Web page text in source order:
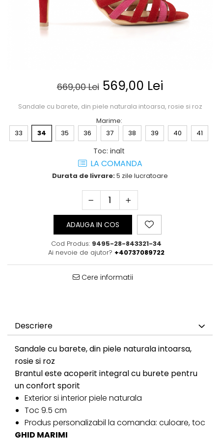
669,00 Lei 569,00 Lei
Sandale cu barete, din piele naturala intoarsa, rosie si roz
Marime:
33
34 35 36 37 38 39 40 41
Toc: inalt
LA COMANDA
Durata de livrare:5 zile lucratoare
ADAUGA IN COS
Cod Produs: 9495-28-843321-34
Ai nevoie de ajutor? +40737089722
Cere informatii
Descriere
Sandale cu barete, din piele naturala intoarsa,
rosie si roz
Brantul este acoperit integral cu burete pentru
un confort sporit
Exterior si interior piele naturala
Toc 9.5 cm
Produs personalizabil la comanda: culoare, toc
GHID MARIMI